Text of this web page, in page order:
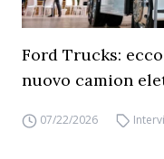
Ford Trucks:
nuovo camion
07/22/2026